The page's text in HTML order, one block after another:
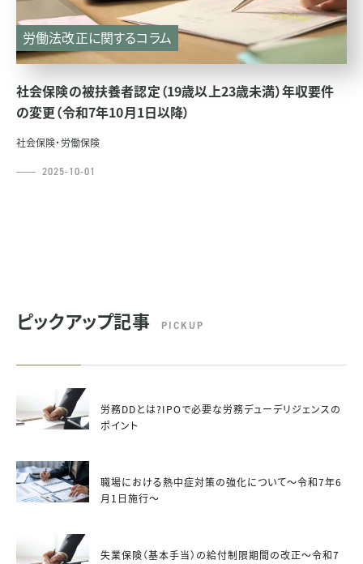
労働法改正に関するコラム
社会保険の被扶養者認定（19歳以上23歳未満）年収要件
の変更（令和7年10月1日以降）
社会保険・労働保険
2025-10-01
ピックアップ記事 PICKUP
労務DDとは?IPOで必要な労務デューデリジェンスの
ポイント
職場における熱中症対策の強化について～令和7年6
月1日施行～
失業保険（基本手当）の給付制限期間の改正～令和7